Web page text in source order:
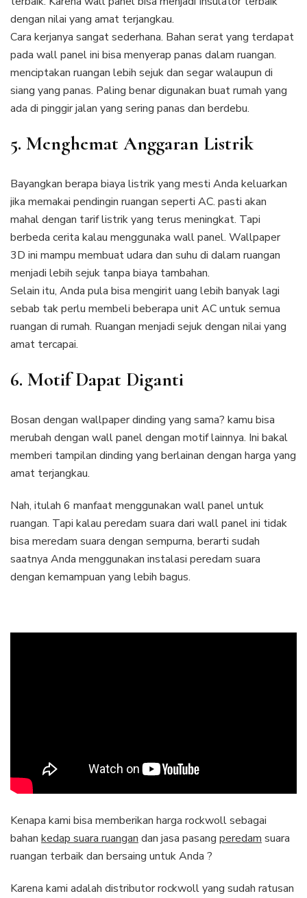
dengan nilai yang amat terjangkau.
Cara kerjanya sangat sederhana. Bahan serat yang terdapat
pada wall panel ini bisa menyerap panas dalam ruangan.
menciptakan ruangan lebih sejuk dan segar walaupun di
siang yang panas. Paling benar digunakan buat rumah yang
ada di pinggir jalan yang sering panas dan berdebu.
5. Menghemat Anggaran Listrik
Bayangkan berapa biaya listrik yang mesti Anda keluarkan
jika memakai pendingin ruangan seperti AC. pasti akan
mahal dengan tarif listrik yang terus meningkat. Tapi
berbeda cerita kalau menggunaka wall panel. Wallpaper
3D ini mampu membuat udara dan suhu di dalam ruangan
menjadi lebih sejuk tanpa biaya tambahan.
Selain itu, Anda pula bisa mengirit uang lebih banyak lagi
sebab tak perlu membeli beberapa unit AC untuk semua
ruangan di rumah. Ruangan menjadi sejuk dengan nilai yang
amat tercapai.
6. Motif Dapat Diganti
Bosan dengan wallpaper dinding yang sama? kamu bisa
merubah dengan wall panel dengan motif lainnya. Ini bakal
memberi tampilan dinding yang berlainan dengan harga yang
amat terjangkau.
Nah, itulah 6 manfaat menggunakan wall panel untuk
ruangan. Tapi kalau peredam suara dari wall panel ini tidak
bisa meredam suara dengan sempurna, berarti sudah
saatnya Anda menggunakan instalasi peredam suara
dengan kemampuan yang lebih bagus.
Kenapa kami bisa memberikan harga rockwoll sebagai
bahan kedap suara ruangan dan jasa pasang peredam suara
ruangan terbaik dan bersaing untuk Anda ?
Karena kami adalah distributor rockwoll yang sudah ratusan